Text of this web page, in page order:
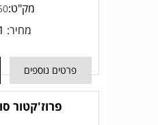
מק"ט:
מחיר:
פרטים נוספים
פרוז'קטור